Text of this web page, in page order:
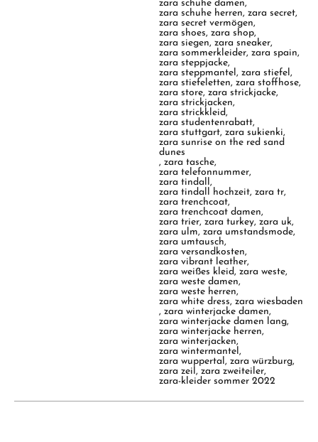
zara schuhe damen,
zara schuhe herren,zara secret,
zara secret vermögen,
zara shoes,zara shop,
zara siegen,zara sneaker,
zara sommerkleider,zara spain,
zara steppjacke,
zara steppmantel,zara stiefel,
zara stiefeletten,zara stoffhose,
zara store,zara strickjacke,
zara strickjacken,
zara strickkleid,
zara studentenrabatt,
zara stuttgart,zara sukienki,
zara sunrise on the red sand
dunes
,zara tasche,
zara telefonnummer,
zara tindall,
zara tindall hochzeit,zara tr,
zara trenchcoat,
zara trenchcoat damen,
zara trier,zara turkey,zara uk,
zara ulm,zara umstandsmode,
zara umtausch,
zara versandkosten,
zara vibrant leather,
zara weißes kleid,zara weste,
zara weste damen,
zara weste herren,
zara white dress,zara wiesbaden
,zara winterjacke damen,
zara winterjacke damen lang,
zara winterjacke herren,
zara winterjacken,
zara wintermantel,
zara wuppertal,zara würzburg,
zara zeil,zara zweiteiler,
zara-kleider sommer 2022